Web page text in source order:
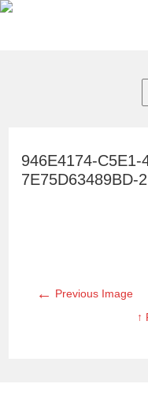
946E4174-C5E1-
7E75D63489BD-
← Previous Image
↑